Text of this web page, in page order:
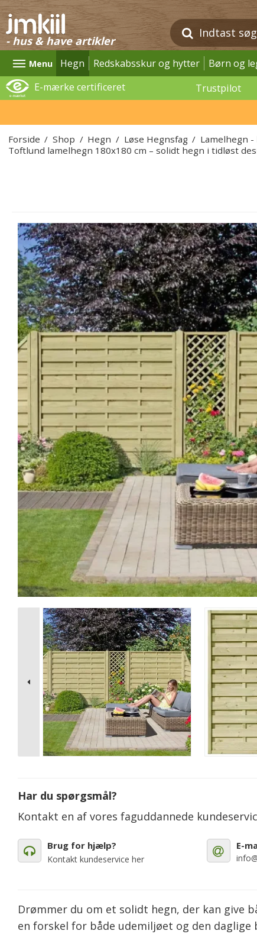
- hus & have artikler
Menu Hegn Redskabsskur og hytter Børn og
E-mærke certificeret
Trustpilot
Forside / Shop / Hegn / Løse Hegnsfag / Lamelhegn
Toftlund lamelhegn 180x180 cm – solidt hegn i tidløst
Har du spørgsmål?
Kontakt en af vores faguddannede
Brug for hjælp?
Kontakt kundeservice her
E-
Drømmer du om et solidt hegn, der kan give
en forskel for både udemiljøet og den